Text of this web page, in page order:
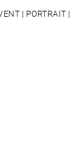
| PORTRAIT |